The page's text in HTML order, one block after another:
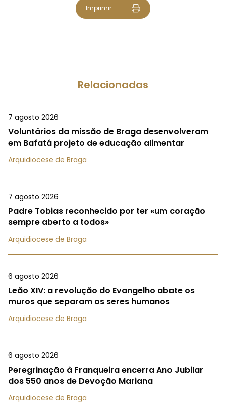
Imprimir
Relacionadas
7 agosto 2026
Voluntários da missão de Braga desenvolveram
em Bafatá projeto de educação alimentar
Arquidiocese de Braga
7 agosto 2026
Padre Tobias reconhecido por ter «um coração
sempre aberto a todos»
Arquidiocese de Braga
6 agosto 2026
Leão XIV: a revolução do Evangelho abate os
muros que separam os seres humanos
Arquidiocese de Braga
6 agosto 2026
Peregrinação à Franqueira encerra Ano Jubilar
dos 550 anos de Devoção Mariana
Arquidiocese de Braga